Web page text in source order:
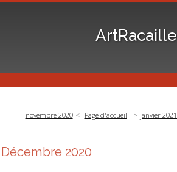
ArtRacaille
novembre 2020 Page d'accueil janvier 2021
Décembre 2020